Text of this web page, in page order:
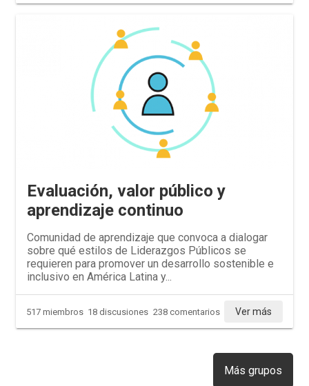
Evaluación, valor público y
aprendizaje continuo
Comunidad de aprendizaje que convoca a dialogar
sobre qué estilos de Liderazgos Públicos se
requieren para promover un desarrollo sostenible e
inclusivo en América Latina y...
517 miembros 18 discusiones 238 comentarios Ver más
Más grupos